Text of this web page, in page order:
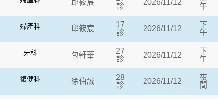
邱筱宸
診
2026/11/12
午
婦產科 邱筱宸
17
診
2026/11/12
下
午
牙科 包軒華
27
診
2026/11/12
下
午
復健科 徐伯誠
28
診
2026/11/12
夜
間